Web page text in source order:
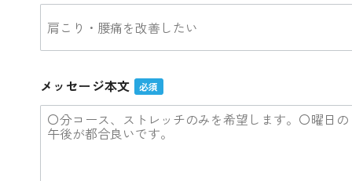
メッセージ本文 必須